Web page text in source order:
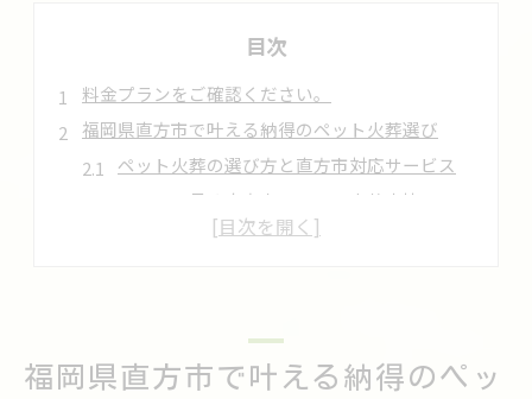
目次
料金プランをご確認ください。
福岡県直方市で叶える納得のペット火葬選び
ペット火葬の選び方と直方市対応サービス
口コミで見る直方市のペット火葬事情
納得できるペット火葬会社の見極め方
ペット火葬料金比較から見える安心ポイント
ペット火葬料金比較が安心につながる理由
福岡県直方市で叶える納得のペッ